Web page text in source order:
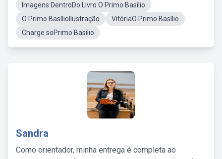
Imagens DentroDo Livro O Primo Basílio
O Primo BasílioIlustração
VitóriaO Primo Basílio
Charge soPrimo Basilio
Sandra
Como orientador, minha entrega é completa ao